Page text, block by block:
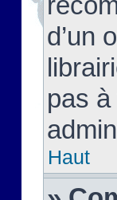
d’un
pas
Haut